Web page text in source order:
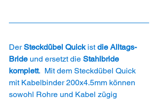
Der Steckdübel Quick ist die Alltags-
Bride und ersetzt die Stahlbride
komplett.  Mit dem Steckdübel Quick
mit Kabelbinder 200x4.5mm können
sowohl Rohre und Kabel zügig